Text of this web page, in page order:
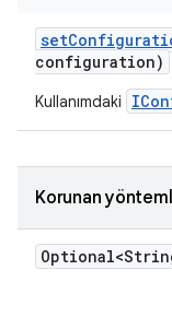
set
configuration)
Kullanımdaki
Korunan